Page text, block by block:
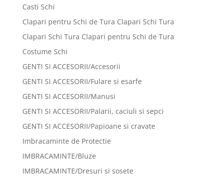
Casti Schi
Clapari pentru Schi de Tura Clapari Schi Tura
Clapari Schi Tura Clapari pentru Schi de Tura
Costume Schi
GENTI SI ACCESORII/Accesorii
GENTI SI ACCESORII/Fulare si esarfe
GENTI SI ACCESORII/Manusi
GENTI SI ACCESORII/Palarii, caciuli si sepci
GENTI SI ACCESORII/Papioane si cravate
Imbracaminte de Protectie
IMBRACAMINTE/Bluze
IMBRACAMINTE/Dresuri si sosete